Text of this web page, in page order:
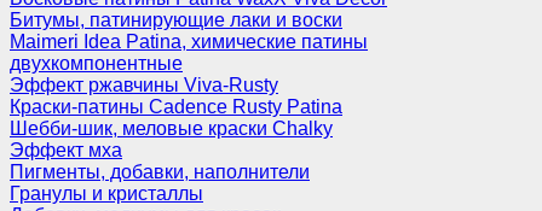
Битумы, патинирующие лаки и воски
Maimeri Idea Patina, химические патины
двухкомпонентные
Эффект ржавчины Viva-Rusty
Краски-патины Cadence Rusty Patina
Шебби-шик, меловые краски Chalky
Эффект мха
Пигменты, добавки, наполнители
Гранулы и кристаллы